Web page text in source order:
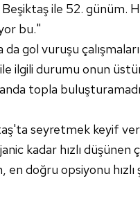
Beşiktaş ile 52. günüm.
bu."
gol vuruşu
ile ilgili durumu onun
topla
seyretmek keyif
kadar hızlı düşünen
en doğru opsiyonu hızlı